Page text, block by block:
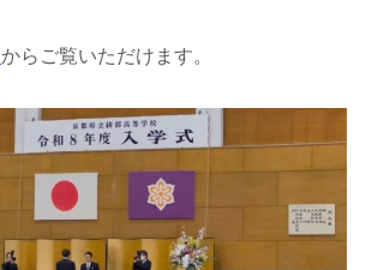
からご覧いただけます。